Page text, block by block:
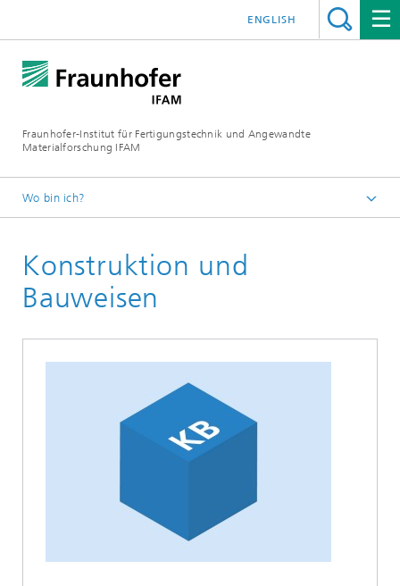
Fraunhofer-Institut für Fertigungstechnik und Angewandte
Materialforschung IFAM
ENGLISH
Wo bin ich?
Faserverbundwerkstoffe
Fiber Reinforced Composite Engineer
Konstruktion und
Bauweisen